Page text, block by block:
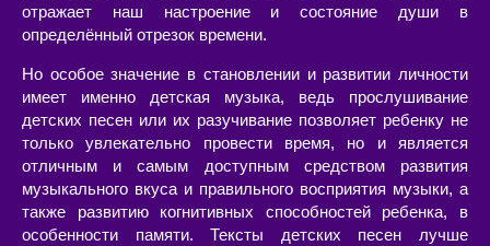
отражает наш настроение и состояние души в
определённый отрезок времени.
Но особое значение в становлении и развитии личности
имеет именно детская музыка, ведь прослушивание
детских песен или их разучивание позволяет ребенку не
только увлекательно провести время, но и является
отличным и самым доступным средством развития
музыкального вкуса и правильного восприятия музыки, а
также развитию когнитивных способностей ребенка, в
особенности памяти. Тексты детских песен лучше